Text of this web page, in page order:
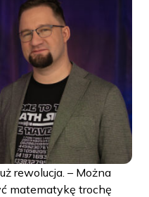
rewolucja. – Można
matematykę trochę